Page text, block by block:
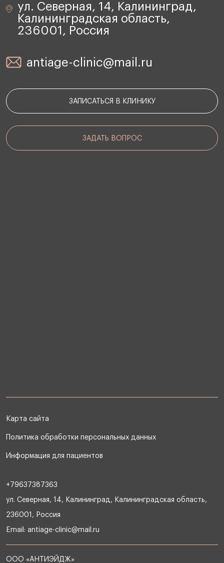
ул. Северная, 14, Калининград,
Калининградская область,
236001, Россия
antiage-clinic@mail.ru
ЗАПИСАТЬСЯ В КЛИНИКУ
ЗАДАТЬ ВОПРОС
Карта сайта
Политика обработки персональных данных
Информация для пациентов
+79637387363
ул. Северная, 14, Калининград, Калининградская область,
236001, Россия
Email: antiage-clinic@mail.ru
ООО «АНТИЭЙДЖ»